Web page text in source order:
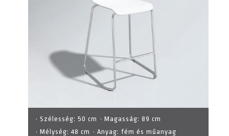
· Szélesség: 50 cm · Magasság: 89 cm
· Mélység:48 cm · Anyag: fém és műanyag